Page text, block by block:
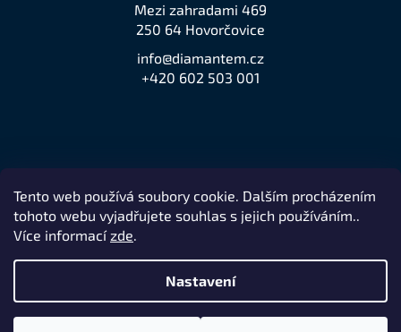
Tento web používá soubory cookie. Dalším procházením
tohoto webu vyjadřujete souhlas s jejich používáním..
Více informacízde.
Nastavení
Mezi zahradami 469
250 64 Hovorčovice
info@diamantem.cz
+420 602 503 001
Přijímáme online platby
NakódovaloRemedio Digital| Vytvořil Shoptet